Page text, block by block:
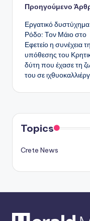
Προηγούμενο
Εργατικό
Ρόδο: Τον Μάιο στο
Εφετείο η συνέχεια
υπόθεσης του
δύτη που έχασε τη
του σε
Topics
Crete News